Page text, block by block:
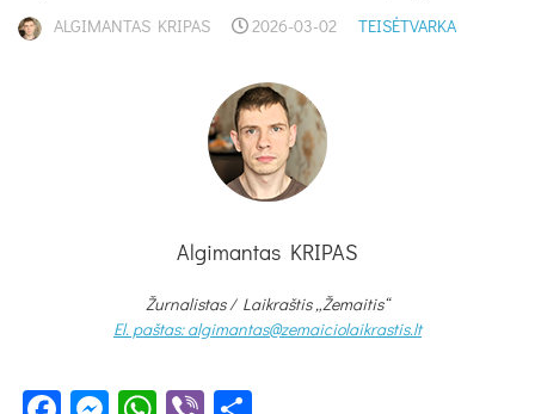
ALGIMANTAS KRIPAS 2026-03-02 TEISĖTVARKA
Algimantas KRIPAS
Žurnalistas / Laikraštis „Žemaitis“
El. paštas: algimantas@zemaiciolaikrastis.lt